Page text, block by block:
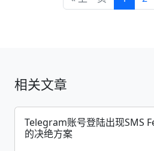
相关文章
Telegram账号登陆出现SMS
的决绝方案